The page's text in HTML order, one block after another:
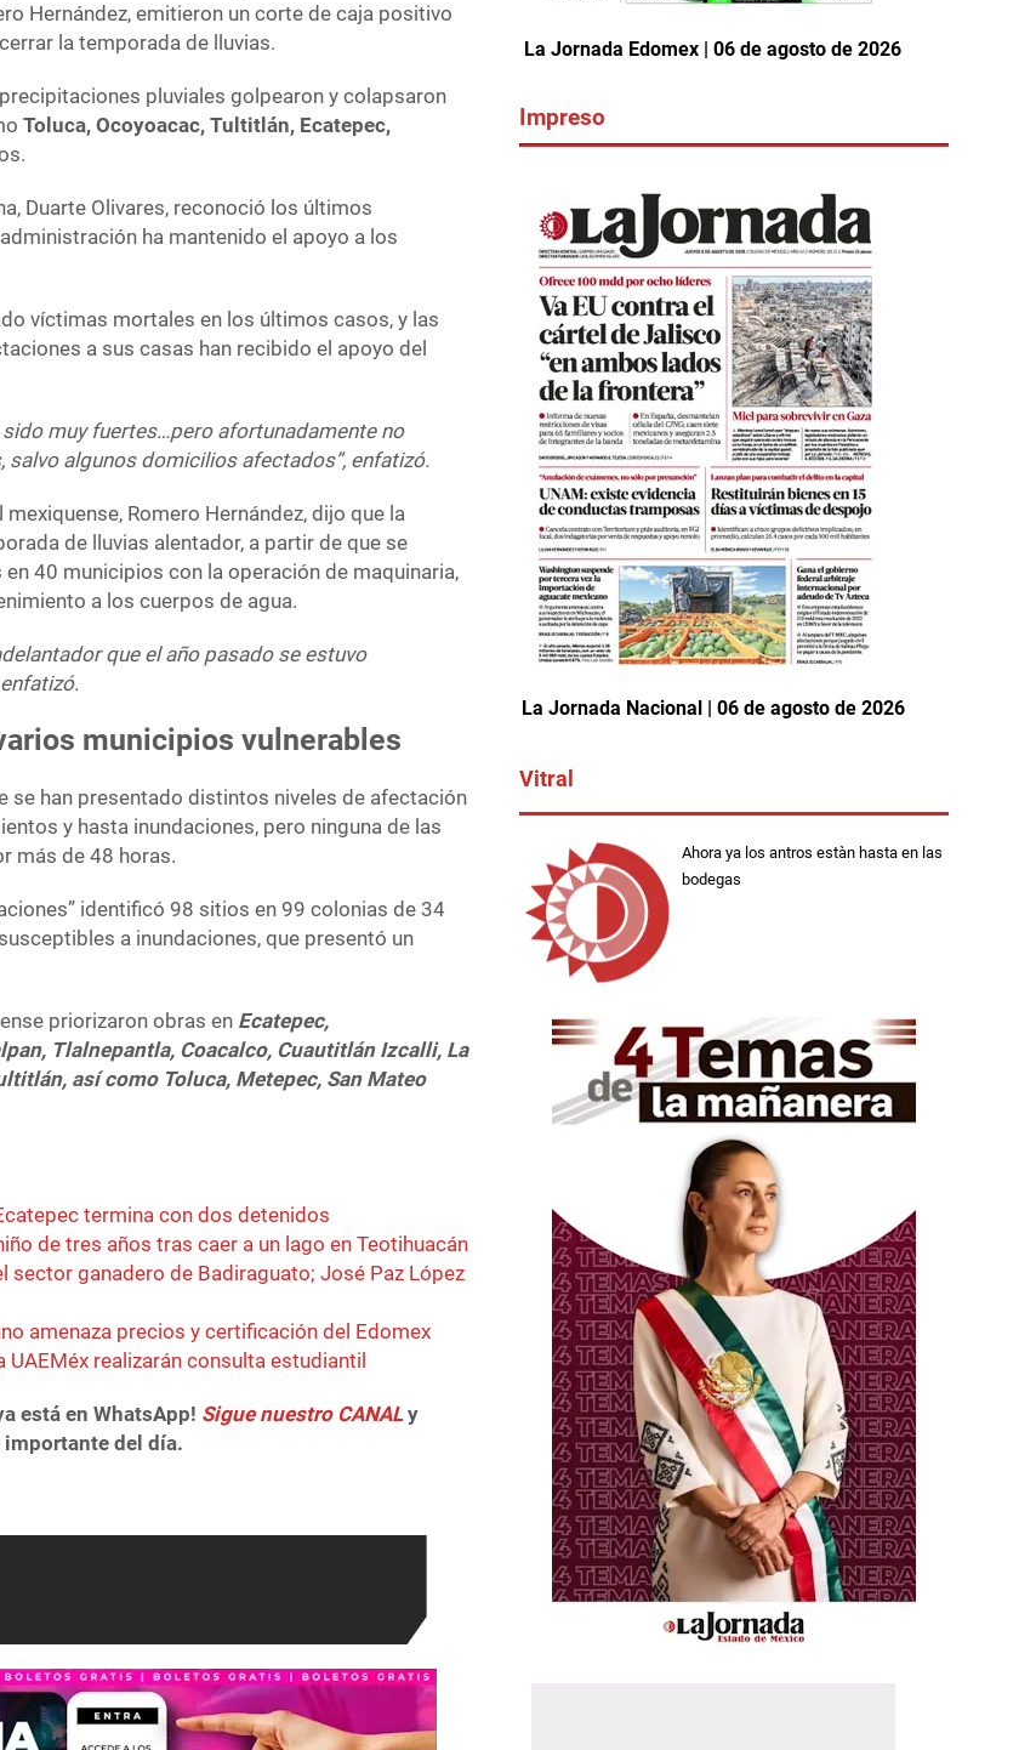
Hernández, emitieron un corte de caja positivo
la temporada de lluvias.
pluviales golpearon y colapsaron
Toluca, Ocoyoacac, Tultitlán, Ecatepec,
Duarte Olivares, reconoció los últimos
ha mantenido el apoyo a los
víctimas mortales en los últimos casos, y las
a sus casas han recibido el apoyo del
sido muy fuertes…pero afortunadamente no
salvo algunos domicilios afectados”, enfatizó.
Romero Hernández, dijo que la
de lluvias alentador, a partir de que se
40 municipios con la operación de maquinaria,
a los cuerpos de agua.
que el año pasado se estuvo
municipios vulnerables
se han presentado distintos niveles de afectación
y hasta inundaciones, pero ninguna de las
más de 48 horas.
identificó 98 sitios en 99 colonias de 34
a inundaciones, que presentó un
priorizaron obras en Ecatepec,
Tlalnepantla, Coacalco, Cuautitlán Izcalli, La
así como Toluca, Metepec, San Mateo
termina con dos detenidos
de tres años tras caer a un lago en Teotihuacán
sector ganadero de Badiraguato; José Paz López
amenaza precios y certificación del Edomex
realizarán consulta estudiantil
está en WhatsApp! Sigue nuestro CANALy
del día.
La Jornada Edomex | 06 de agosto de 2026
Impreso
La Jornada Nacional | 06 de agosto de 2026
Vitral
Ahora ya los antros estàn hasta en las
bodegas